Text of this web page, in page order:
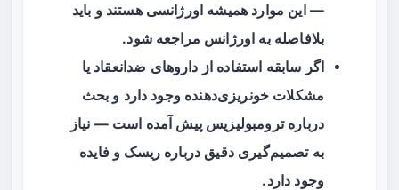
— این موارد همیشه اورژانسی هستند و باید
بلافاصله به اورژانس مراجعه شود.
اگر سابقه استفاده از داروهای ضدانعقاد یا
مشکلات خونریزی‌دهنده وجود دارد و بحث
درباره ترومبولیزیس پیش آمده است — نیاز
به تصمیم‌گیری دقیق درباره ریسک و فایده
وجود دارد.